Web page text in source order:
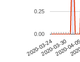
2020-03-242020-03-30
2020-04-
0.00
0.25